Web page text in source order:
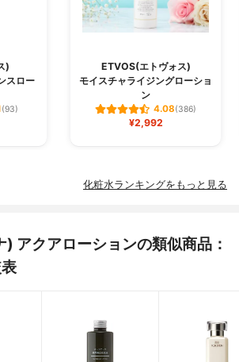
)
スロー
(93)
ETVOS(エトヴォス)
モイスチャライジングローショ
ン
4.08(386)
¥2,992
化粧水ランキングをもっと見る
アクアローションの類似商品：